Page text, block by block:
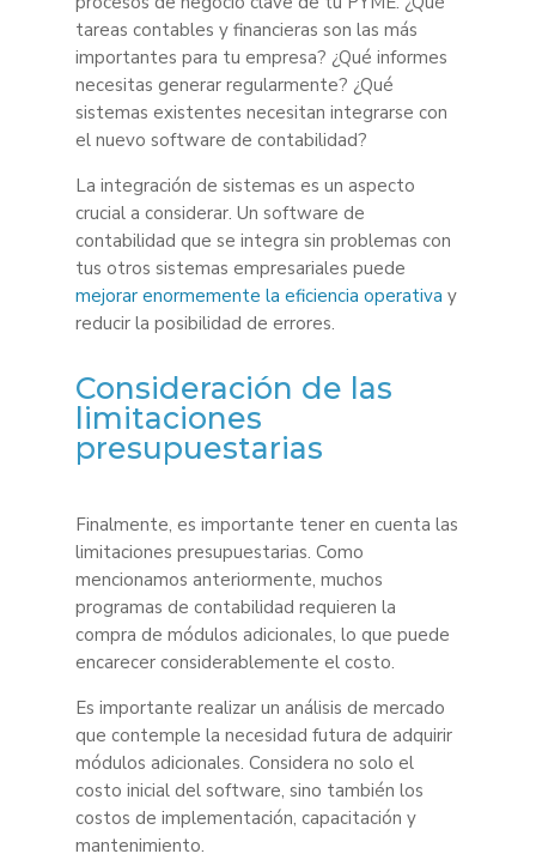
tareas contables y financieras son las más
importantes para tu empresa? ¿Qué informes
necesitas generar regularmente? ¿Qué
sistemas existentes necesitan integrarse con
el nuevo software de contabilidad?
La integración de sistemas es un aspecto
crucial a considerar. Un software de
contabilidad que se integra sin problemas con
tus otros sistemas empresariales puede
mejorar enormemente la eficiencia operativa y
reducir la posibilidad de errores.
Consideración de las
limitaciones
presupuestarias
Finalmente, es importante tener en cuenta las
limitaciones presupuestarias. Como
mencionamos anteriormente, muchos
programas de contabilidad requieren la
compra de módulos adicionales, lo que puede
encarecer considerablemente el costo.
Es importante realizar un análisis de mercado
que contemple la necesidad futura de adquirir
módulos adicionales. Considera no solo el
costo inicial del software, sino también los
costos de implementación, capacitación y
mantenimiento.